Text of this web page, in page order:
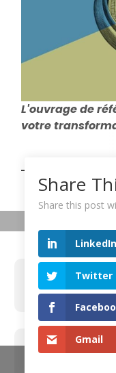
L'ouvrage de
votre
Mentions
Contacter
Share
Share this post
LinkedIn
Twitter
Gmail